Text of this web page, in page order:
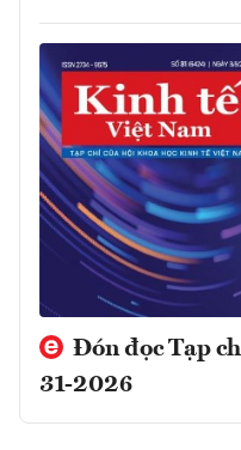
Đón đọc Tạp
31-2026